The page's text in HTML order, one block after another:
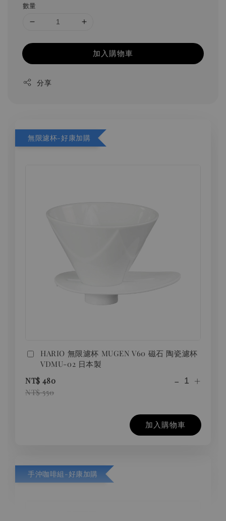
數量
加入購物車
分享
無限濾杯-好康加購
HARIO 無限濾杯 MUGEN V60 磁石 陶瓷濾杯
VDMU-02 日本製
NT$ 480
NT$ 550
- +
加入購物車
手沖咖啡組-好康加購